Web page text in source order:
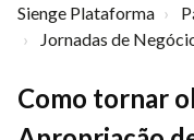
Sienge Plataforma
Jornadas de
Como tornar